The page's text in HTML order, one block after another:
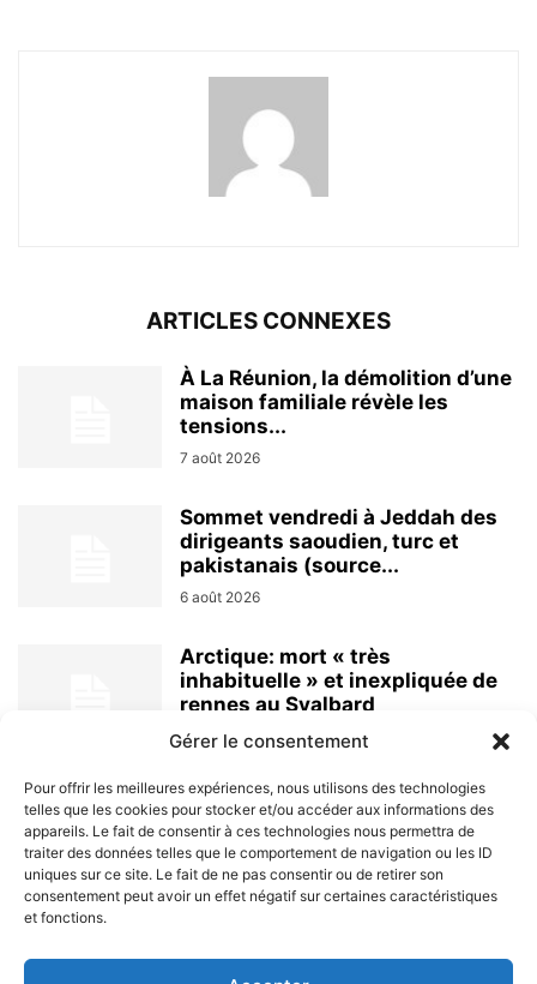
Gérer le consentement
Pour offrir les meilleures expériences, nous utilisons des technologies
telles que les cookies pour stocker et/ou accéder aux informations des
appareils. Le fait de consentir à ces technologies nous permettra de
traiter des données telles que le comportement de navigation ou les ID
uniques sur ce site. Le fait de ne pas consentir ou de retirer son
consentement peut avoir un effet négatif sur certaines caractéristiques
et fonctions.
ARTICLES CONNEXES
À La Réunion, la démolition d’une
maison familiale révèle les
tensions...
7 août 2026
Sommet vendredi à Jeddah des
dirigeants saoudien, turc et
pakistanais (source...
6 août 2026
Arctique: mort « très
inhabituelle » et inexpliquée de
rennes au Svalbard
6 août 2026
À PROPOS